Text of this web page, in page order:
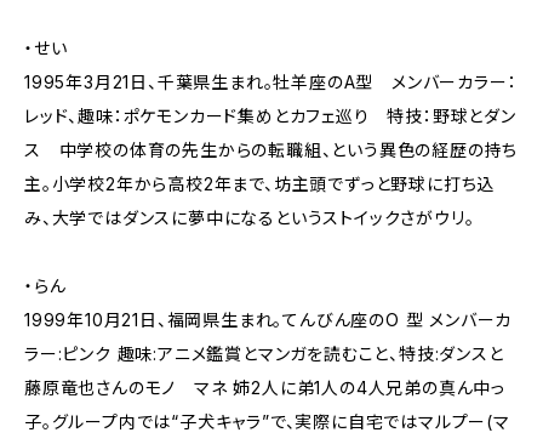
・せい
1995年3月21日、千葉県生まれ。牡羊座のA型 メンバーカラー：
レッド、趣味：ポケモンカード集めとカフェ巡り 特技：野球とダン
ス 中学校の体育の先生からの転職組、という異色の経歴の持ち
主。小学校2年から高校2年まで、坊主頭でずっと野球に打ち込
み、大学ではダンスに夢中になるというストイックさがウリ。
・らん
1999年10月21日、福岡県生まれ。てんびん座のO 型 メンバーカ
ラー:ピンク 趣味:アニメ鑑賞とマンガを読むこと、特技:ダンスと
藤原竜也さんのモノ マネ 姉2人に弟1人の4人兄弟の真ん中っ
子。グループ内では“子犬キャラ”で、実際に自宅ではマルプー(マ